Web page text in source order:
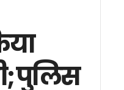
पुलिस